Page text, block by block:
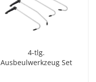
4-tlg.
Ausbeulwerkzeug Set